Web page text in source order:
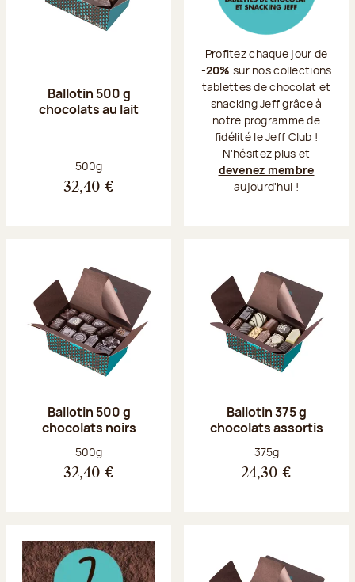
Ballotin 500 g
chocolats au lait
Poids net :
500g
32,40 €
Profitez chaque jour de
-20% sur nos collections
tablettes de chocolat et
snacking Jeff grâce à
notre programme de
fidélité le Jeff Club !
N'hésitez plus et
devenez membre
aujourd'hui !
Ballotin 500 g
chocolats noirs
Poids net :
500g
32,40 €
Ballotin 375 g
chocolats assortis
Poids net :
375g
24,30 €